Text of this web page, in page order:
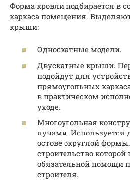
Форма кровли подбирается в
каркаса помещения.
крыши:
Односкатные модели.
Двускатные крыши.
подойдут для
прямоугольных
в практическом
уходе.
Многоугольная
лучами. Используется
остове округлой
строительство которой
обязательной помощи
строителя.